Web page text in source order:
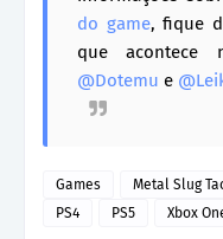
do game, fique
que
@Dotemu e
Games Metal Slug
PS4
PS5 Xbox